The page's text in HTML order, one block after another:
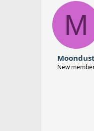
M
Moondust
New